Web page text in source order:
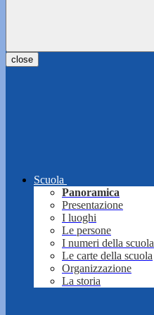
close
Scuola
Panoramica
Presentazione
I luoghi
Le persone
I numeri della scuola
Le carte della scuola
Organizzazione
La storia